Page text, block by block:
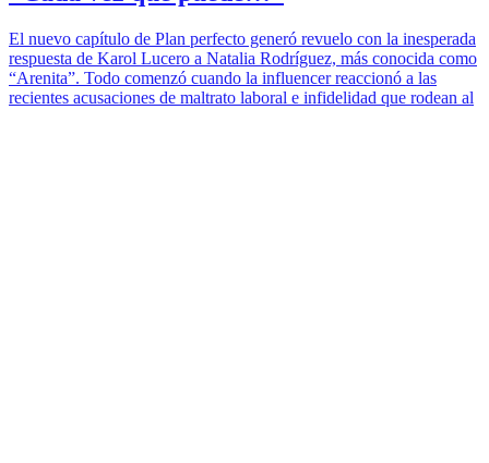
El nuevo capítulo de Plan perfecto generó revuelo con la inesperada
respuesta de Karol Lucero a Natalia Rodríguez, más conocida como
“Arenita”. Todo comenzó cuando la influencer reaccionó a las
recientes acusaciones de maltrato laboral e infidelidad que rodean al